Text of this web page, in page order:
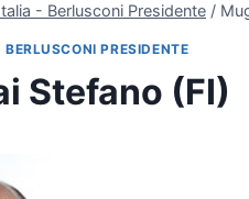
- Berlusconi Presidente /
PRESIDENTE
Stefano (FI)